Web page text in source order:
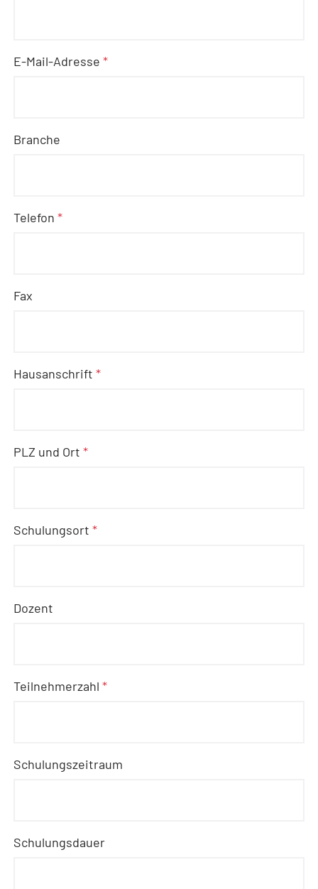
E-Mail-Adresse*
Branche
Telefon*
Fax
Hausanschrift*
PLZ und Ort*
Schulungsort*
Dozent
Teilnehmerzahl*
Schulungszeitraum
Schulungsdauer